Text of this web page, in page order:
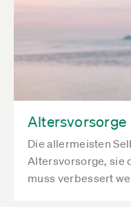
Altersvorsorge
Die allermeisten
Altersvorsorge, sie
muss verbessert